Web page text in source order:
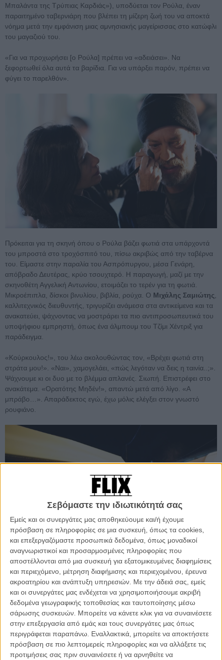
Σεβόμαστε την ιδιωτικότητά σας
Εμείς και οι συνεργάτες μας αποθηκεύουμε και/ή έχουμε
πρόσβαση σε πληροφορίες σε μια συσκευή, όπως τα cookies,
και επεξεργαζόμαστε προσωπικά δεδομένα, όπως μοναδικοί
αναγνωριστικοί και προσαρμοσμένες πληροφορίες που
αποστέλλονται από μια συσκευή για εξατομικευμένες διαφημίσεις
και περιεχόμενο, μέτρηση διαφήμισης και περιεχομένου, έρευνα
ακροατηρίου και ανάπτυξη υπηρεσιών. Με την άδειά σας, εμείς
και οι συνεργάτες μας ενδέχεται να χρησιμοποιήσουμε ακριβή
δεδομένα γεωγραφικής τοποθεσίας και ταυτοποίησης μέσω
σάρωσης συσκευών. Μπορείτε να κάνετε κλικ για να συναινέσετε
στην επεξεργασία από εμάς και τους συνεργάτες μας όπως
περιγράφεται παραπάνω. Εναλλακτικά, μπορείτε να αποκτήσετε
πρόσβαση σε πιο λεπτομερείς πληροφορίες και να αλλάξετε τις
προτιμήσεις σας πριν συναινέσετε ή να αρνηθείτε να
Μπαλάντα της Τρύπιας Καρδιάς»), υποδύεται τον Ρούλα, έναν
παραιτημένο ταβερνιάρη που βλέπει τη μίζερη ζωή του να αποκτά
νόημα μετά την εμφάνιση μιας αμνησιακής μαγείρισσας στο κατώφλι
του μαγαζιού του.
«Για να προχωρήσει [ο Ρούλα] πρέπει να «αδειάσει». Να
ξεφορτωθεί όλα αυτά τα βαρίδια. Για να υπάρξει παρόν, πρέπει να
φύγει το παρελθόν».
Πρόκειται για τη σκηνή όπου ο Ρούλα βάζει φωτιά στα υπάρχοντά
του μπροστά στο τροχόσπιτό του, πίσω ακριβώς από την ταβέρνα
του. Είμαστε στην παραλία του Ασπρόπυργου, μέσα Γενάρη,
απόβραδο Δευτέρας, κρύο τσουχτερό. Η παραγωγή, μαζί με την
σκηνοθέτη Αγγελική Αντωνίου, ετοιμάζει το τερέν για τη φωτιά.
Μικροέπιπλα, δίσκοι βινυλίου, βιβλία, ρούχα. Ο Μιχάλης Σαμιώτης,
καλλιτεχνικός διευθυντής, τριγυρίζει ανάμεσα στα αντικείμενα και τα
ανακατεύει, ψάχνοντας να μοστράρει τα πιο αντιπροσωπευτικά του
υποψήφιου εμπρηστή, όπως ένα άλμπουμ του Τζίμι Χέντριξ για
παράδειγμα.
«Κούρκουλος!», του λέω ακολουθώντας τον, «Βρέχει φωτιά στη
στράτα μου!». «Ναι», χαμογελάει, «πώς λεγόταν να δεις η ταινία..;».
Ψάχνουμε κι οι δυο με το βλέμμα απλανές. Σιωπή. Επιστρέφει στο
ανακάτεμα. «Ορατότης Μηδέν!», απαντώ μετά από λίγο. «Α
μπράβο…». Απαράδεκτος εγώ, έχω μόλις ελέγξει στον γνωστό
ρουφιάνο.